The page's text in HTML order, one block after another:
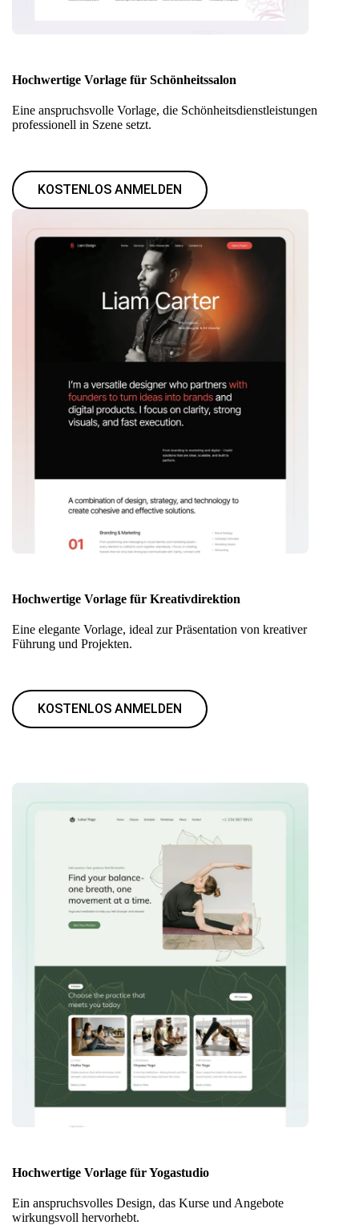
Hochwertige Vorlage für Schönheitssalon
Eine anspruchsvolle Vorlage, die Schönheitsdienstleistungen
professionell in Szene setzt.
KOSTENLOS ANMELDEN
Hochwertige Vorlage für Kreativdirektion
Eine elegante Vorlage, ideal zur Präsentation von kreativer
Führung und Projekten.
KOSTENLOS ANMELDEN
Hochwertige Vorlage für Yogastudio
Ein anspruchsvolles Design, das Kurse und Angebote
wirkungsvoll hervorhebt.